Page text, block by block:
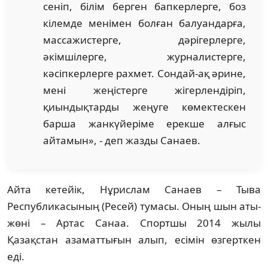
сеніп, білім берген бапкерлерге, боз
кілемде менімен болған балуандарға,
массажистерге, дәрігерлерге,
әкімшілерге, журналистерге,
кәсіпкерлерге рахмет. Сондай-ақ әрине,
мені жеңістерге жігерлендіріп,
қиындықтарды жеңуге көмектескен
барша жанкүйеріме ерекше алғыс
айтамын», - деп жазды Санаев.
Айта кетейік, Нұрислам Санаев – Тыва
Республикасының (Ресей) тумасы. Оның шын аты-
жөні – Артас Санаа. Спортшы 2014 жылы
Қазақстан азаматтығын алып, есімін өзгерткен
еді.